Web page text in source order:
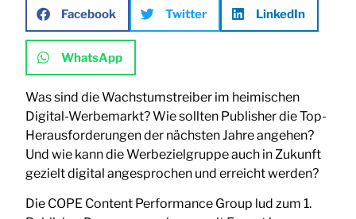
Facebook Twitter LinkedIn
WhatsApp
Was sind die Wachstumstreiber im heimischen
Digital-Werbemarkt? Wie sollten Publisher die Top-
Herausforderungen der nächsten Jahre angehen?
Und wie kann die Werbezielgruppe auch in Zukunft
gezielt digital angesprochen und erreicht werden?
Die COPE Content Performance Group lud zum 1.